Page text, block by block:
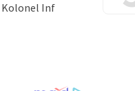
Kolonel Inf